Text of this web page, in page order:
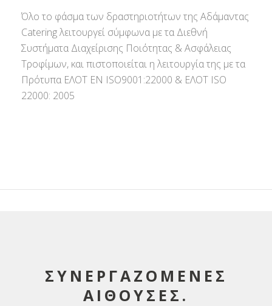
Όλο το φάσμα των δραστηριοτήτων της Αδάμαντας
Catering λειτουργεί σύμφωνα με τα Διεθνή
Συστήματα Διαχείρισης Ποιότητας & Ασφάλειας
Τροφίμων, και πιστοποιείται η λειτουργία της με τα
Πρότυπα ΕΛΟΤ ΕΝ ISO9001:22000 & ΕΛΟΤ ISO
22000: 2005
ΣΥΝΕΡΓΑΖΟΜΕΝΕΣ
ΑΙΘΟΥΣΕΣ.